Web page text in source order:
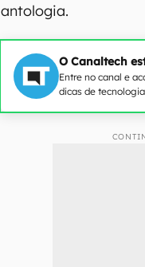
antologia.
O Canaltech
Entre no canal e
dicas de tecnologia